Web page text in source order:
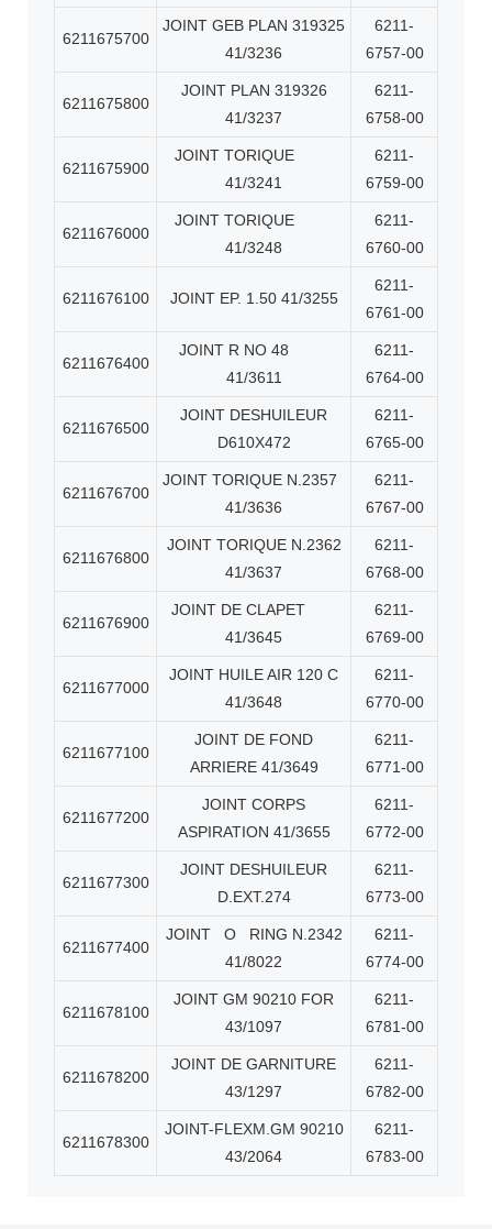
6211675700
JOINT GEB PLAN 319325
41/3236
6211-
6757-00
6211675800
JOINT PLAN 319326
41/3237
6211-
6758-00
6211675900
JOINT TORIQUE
41/3241
6211-
6759-00
6211676000
JOINT TORIQUE
41/3248
6211-
6760-00
6211676100 JOINT EP. 1.50 41/3255
6211-
6761-00
6211676400
JOINT R NO 48
41/3611
6211-
6764-00
6211676500
JOINT DESHUILEUR
D610X472
6211-
6765-00
6211676700
JOINT TORIQUE N.2357
41/3636
6211-
6767-00
6211676800
JOINT TORIQUE N.2362
41/3637
6211-
6768-00
6211676900
JOINT DE CLAPET
41/3645
6211-
6769-00
6211677000
JOINT HUILE AIR 120 C
41/3648
6211-
6770-00
6211677100
JOINT DE FOND
ARRIERE 41/3649
6211-
6771-00
6211677200
JOINT CORPS
ASPIRATION 41/3655
6211-
6772-00
6211677300
JOINT DESHUILEUR
D.EXT.274
6211-
6773-00
6211677400
JOINT O
RING N.2342
41/8022
6211-
6774-00
6211678100
JOINT GM 90210 FOR
43/1097
6211-
6781-00
6211678200
JOINT DE GARNITURE
43/1297
6211-
6782-00
6211678300
JOINT-FLEXM.GM 90210
43/2064
6211-
6783-00